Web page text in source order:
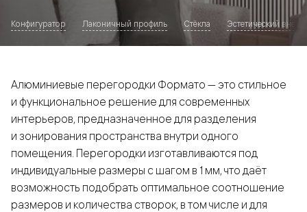
Конфигуратор Лаконичный профиль Стёкла Эстетический
Алюминиевые перегородки Формато — это стильное
и функциональное решение для современных
интерьеров, предназначенное для разделения
и зонирования пространства внутри одного
помещения. Перегородки изготавливаются под
индивидуальные размеры с шагом в 1 мм, что даёт
возможность подобрать оптимальное соотношение
размеров и количества створок, в том числе и для